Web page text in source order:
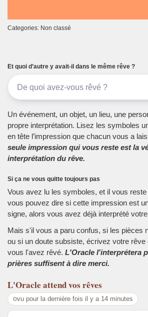
Categories: Non classé
Et quoi d’autre y avait-il dans le même rêve ?
Un événement, un objet, un lieu, une
propre interprétation. Lisez les symboles
en tête l’impression que chacun vous a
seule impression qui vous reste est la
interprétation du rêve.
Si ça ne vous quitte toujours pas
Vous avez lu les symboles, et il vous
vous pouvez dire si cette impression est
signe, alors vous avez déjà interprété
Mais s'il vous a paru confus, si les pièces
ou si un doute subsiste, écrivez votre
vous l'avez rêvé. L'Oracle l'interprétera
prières suffisent à dire merci.
L'Oracle attend vos rêves
vu pour la dernière fois il y a 14 minutes